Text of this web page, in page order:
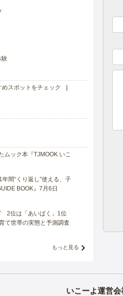
験
スポットをチェック
ムック本『TJMOOK いこ
間“くり返し”使える、子
BOOK』7月6日
2位は「あいぱく」1位
て世帯の実態と予測調査
もっと見る
いこーよ運営会